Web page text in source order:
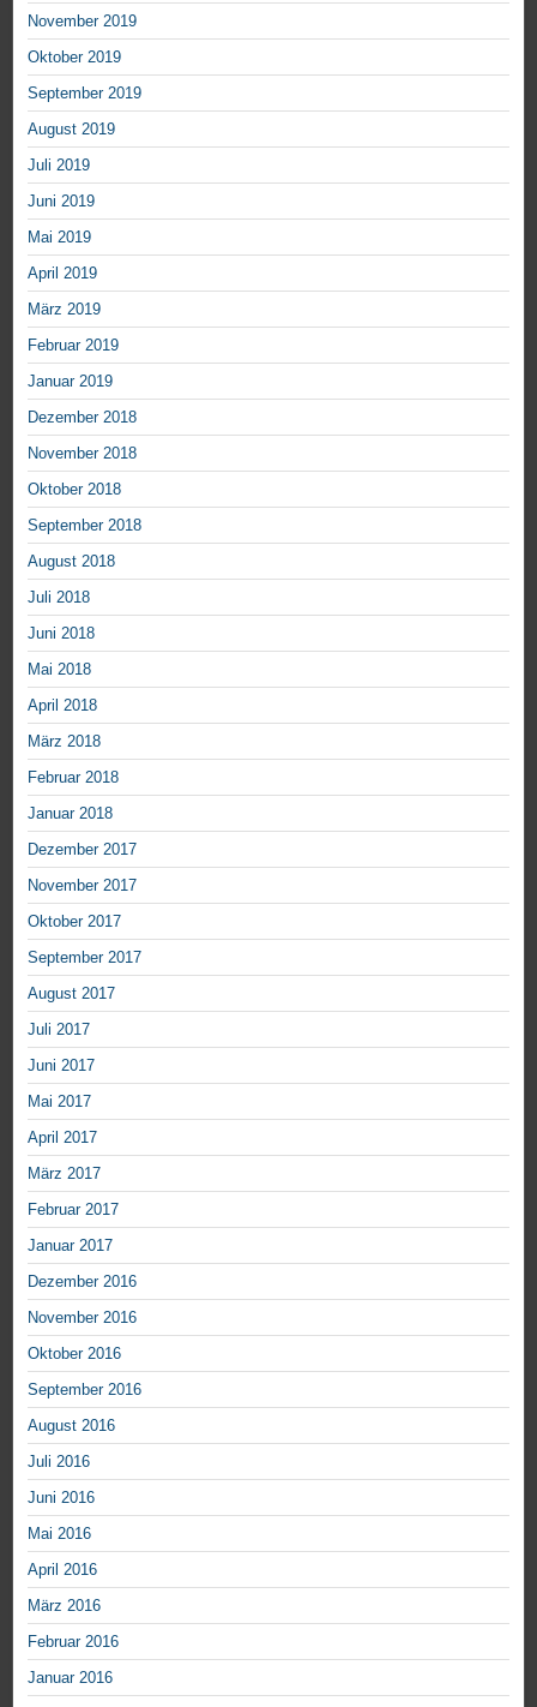
November 2019
Oktober 2019
September 2019
August 2019
Juli 2019
Juni 2019
Mai 2019
April 2019
März 2019
Februar 2019
Januar 2019
Dezember 2018
November 2018
Oktober 2018
September 2018
August 2018
Juli 2018
Juni 2018
Mai 2018
April 2018
März 2018
Februar 2018
Januar 2018
Dezember 2017
November 2017
Oktober 2017
September 2017
August 2017
Juli 2017
Juni 2017
Mai 2017
April 2017
März 2017
Februar 2017
Januar 2017
Dezember 2016
November 2016
Oktober 2016
September 2016
August 2016
Juli 2016
Juni 2016
Mai 2016
April 2016
März 2016
Februar 2016
Januar 2016